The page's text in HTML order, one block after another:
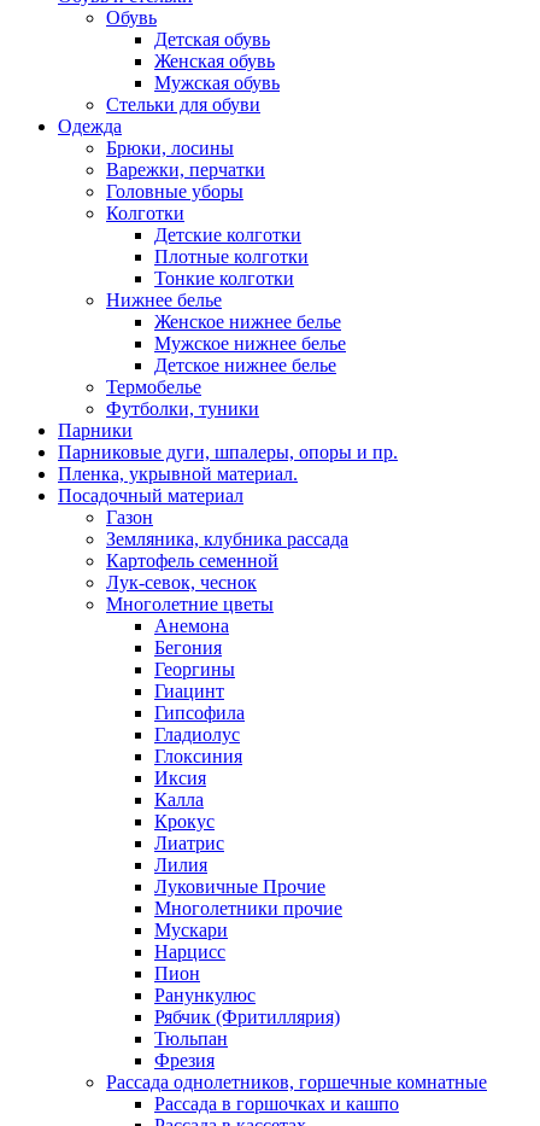
Обувь
Детская обувь
Женская обувь
Мужская обувь
Стельки для обуви
Одежда
Брюки, лосины
Варежки, перчатки
Головные уборы
Колготки
Детские колготки
Плотные колготки
Тонкие колготки
Нижнее белье
Женское нижнее белье
Мужское нижнее белье
Детское нижнее белье
Термобелье
Футболки, туники
Парники
Парниковые дуги, шпалеры, опоры и пр.
Пленка, укрывной материал.
Посадочный материал
Газон
Земляника, клубника рассада
Картофель семенной
Лук-севок, чеснок
Многолетние цветы
Анемона
Бегония
Георгины
Гиацинт
Гипсофила
Гладиолус
Глоксиния
Иксия
Калла
Крокус
Лиатрис
Лилия
Луковичные Прочие
Многолетники прочие
Мускари
Нарцисс
Пион
Ранункулюс
Рябчик (Фритиллярия)
Тюльпан
Фрезия
Рассада однолетников, горшечные комнатные
Рассада в горшочках и кашпо